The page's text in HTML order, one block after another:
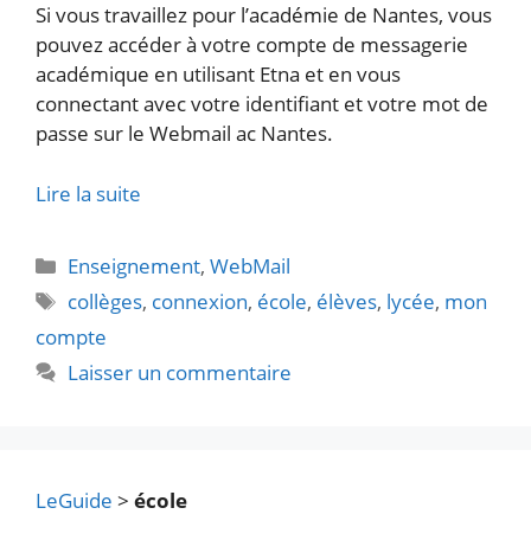
Si vous travaillez pour l’académie de Nantes, vous
pouvez accéder à votre compte de messagerie
académique en utilisant Etna et en vous
connectant avec votre identifiant et votre mot de
passe sur le Webmail ac Nantes.
Lire la suite
Catégories
Enseignement,WebMail
Étiquettes
collèges, connexion, école, élèves, lycée, mon
compte
Laisser un commentaire
LeGuide > école